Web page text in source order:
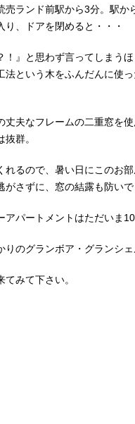
売ランド前駅から3分。駅か
、ドアを閉めると・・・
！』と思わず言ってしまう
法という木をふんだんに使
丈夫なフレームの二重窓を
群。
るので、暑い日にこのお
がさずに、窓の結露も防い
アパートメントはただいま
りのグランボア・グランシ
みて下さい。